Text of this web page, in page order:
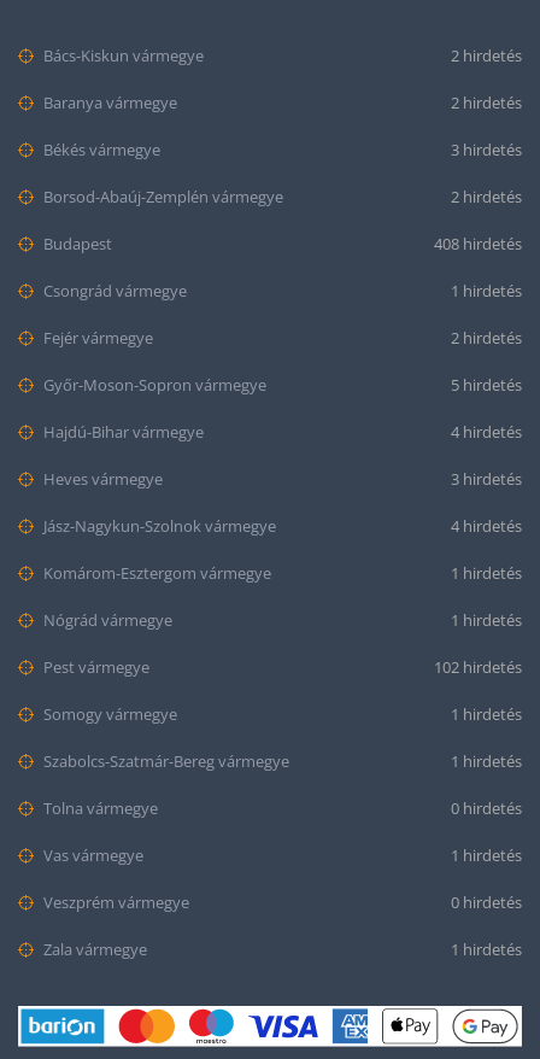
Bács-Kiskun vármegye 2 hirdetés
Baranya vármegye 2 hirdetés
Békés vármegye 3 hirdetés
Borsod-Abaúj-Zemplén vármegye 2 hirdetés
Budapest 408 hirdetés
Csongrád vármegye 1 hirdetés
Fejér vármegye 2 hirdetés
Győr-Moson-Sopron vármegye 5 hirdetés
Hajdú-Bihar vármegye 4 hirdetés
Heves vármegye 3 hirdetés
Jász-Nagykun-Szolnok vármegye 4 hirdetés
Komárom-Esztergom vármegye 1 hirdetés
Nógrád vármegye 1 hirdetés
Pest vármegye 102 hirdetés
Somogy vármegye 1 hirdetés
Szabolcs-Szatmár-Bereg vármegye 1 hirdetés
Tolna vármegye 0 hirdetés
Vas vármegye 1 hirdetés
Veszprém vármegye 0 hirdetés
Zala vármegye 1 hirdetés